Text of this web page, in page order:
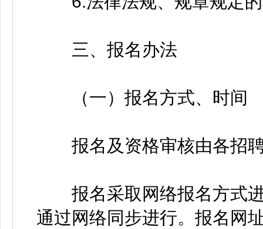
三、报名办法
（一）报名方式、时间
报名及资格审核由各招
报名采取网络报名方式进
通过网络同步进行。报名网